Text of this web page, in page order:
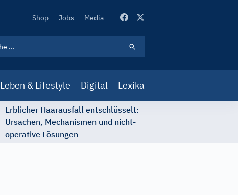
Secondary
Shop Jobs Media
Leben & Lifestyle Digital Lexika
Erblicher Haarausfall entschlüsselt:
Ursachen, Mechanismen und nicht-
operative Lösungen